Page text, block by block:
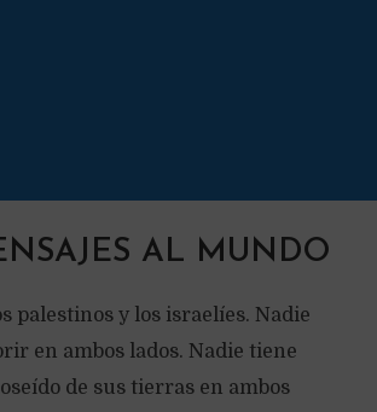
AL MUNDO
palestinos y los israelíes. Nadie
en ambos lados. Nadie tiene
de sus tierras en ambos